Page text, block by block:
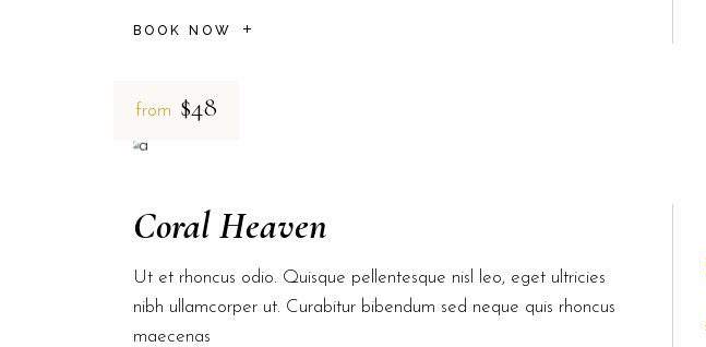
BOOK NOW
from $48
Coral Heaven
Ut et rhoncus odio. Quisque pellentesque nisl leo, eget ultricies
nibh ullamcorper ut. Curabitur bibendum sed neque quis rhoncus
maecenas